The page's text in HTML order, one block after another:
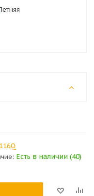
Есть в наличии (40)